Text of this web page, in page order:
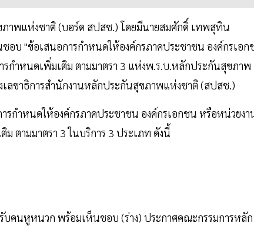
าพแห่งชาติ (บอร์ด สปสช.) โดยมีนายสมศักดิ์ เทพสุทิน
อบ "ข้อเสนอการกำหนดให้องค์กรภาคประชาชน องค์กรเอก
กำหนดเพิ่มเติม ตามมาตรา 3 แห่งพ.ร.บ.หลักประกันสุขภาพ
ลขาธิการสำนักงานหลักประกันสุขภาพแห่งชาติ (สปสช.)
กำหนดให้องค์กรภาคประชาชน องค์กรเอกชน หรือหน่วยงา
ตามมาตรา 3 ในบริการ 3 ประเภท ดังนี้
บคนหูหนวก พร้อมเห็นชอบ (ร่าง) ประกาศคณะกรรมการหลัก